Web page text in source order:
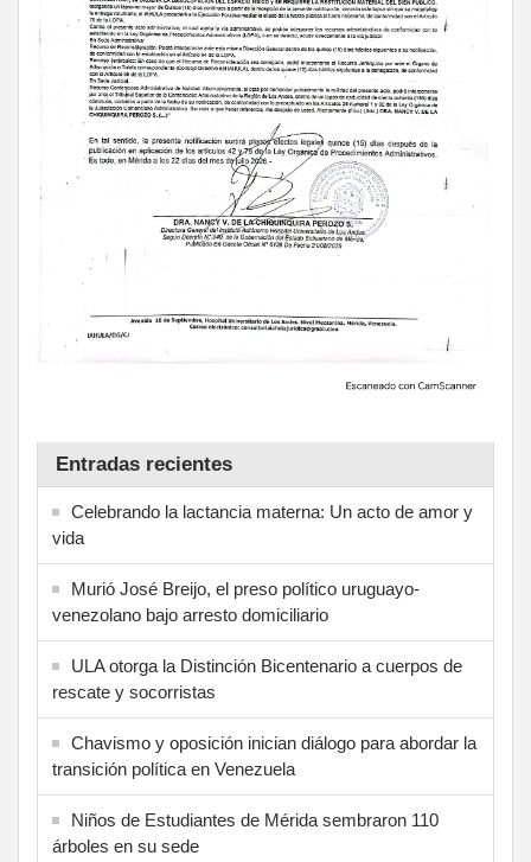
Entradas recientes
Celebrando la lactancia materna: Un acto de amor y
vida
Murió José Breijo, el preso político uruguayo-
venezolano bajo arresto domiciliario
ULA otorga la Distinción Bicentenario a cuerpos de
rescate y socorristas
Chavismo y oposición inician diálogo para abordar la
transición política en Venezuela
Niños de Estudiantes de Mérida sembraron 110
árboles en su sede